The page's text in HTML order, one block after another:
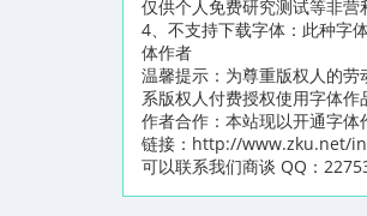
仅供个人免费研究测试等非营
4、不支持下载字体：此种字
体作者
温馨提示：为尊重版权人的
系版权人付费授权使用字体
作者合作：本站现以开通字
链接：http://www.zku.net/
可以联系我们商谈 QQ：